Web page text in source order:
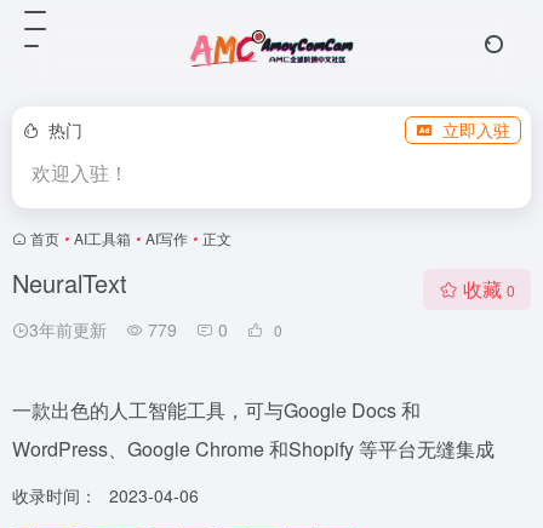
热门 立即入驻
欢迎入驻！
首页 • AI工具箱 • AI写作 • 正文
NeuralText
3年前更新 779 0 0
收藏 0
一款出色的人工智能工具，可与Google Docs 和
WordPress、Google Chrome 和Shopify 等平台无缝集成
收录时间：
2023-04-06